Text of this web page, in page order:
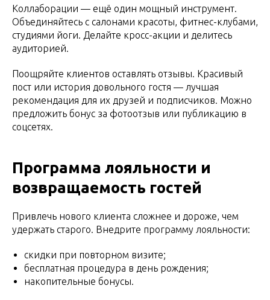
Коллаборации — ещё один мощный инструмент.
Объединяйтесь с салонами красоты, фитнес-клубами,
студиями йоги. Делайте кросс-акции и делитесь
аудиторией.
Поощряйте клиентов оставлять отзывы. Красивый
пост или история довольного гостя — лучшая
рекомендация для их друзей и подписчиков. Можно
предложить бонус за фотоотзыв или публикацию в
соцсетях.
Программа лояльности и
возвращаемость гостей
Привлечь нового клиента сложнее и дороже, чем
удержать старого. Внедрите программу лояльности:
скидки при повторном визите;
бесплатная процедура в день рождения;
накопительные бонусы.